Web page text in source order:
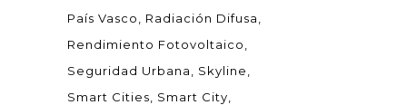
País Vasco
Radiación Difusa
Rendimiento Fotovoltaico
Seguridad Urbana
Skyline
Smart Cities
Smart City